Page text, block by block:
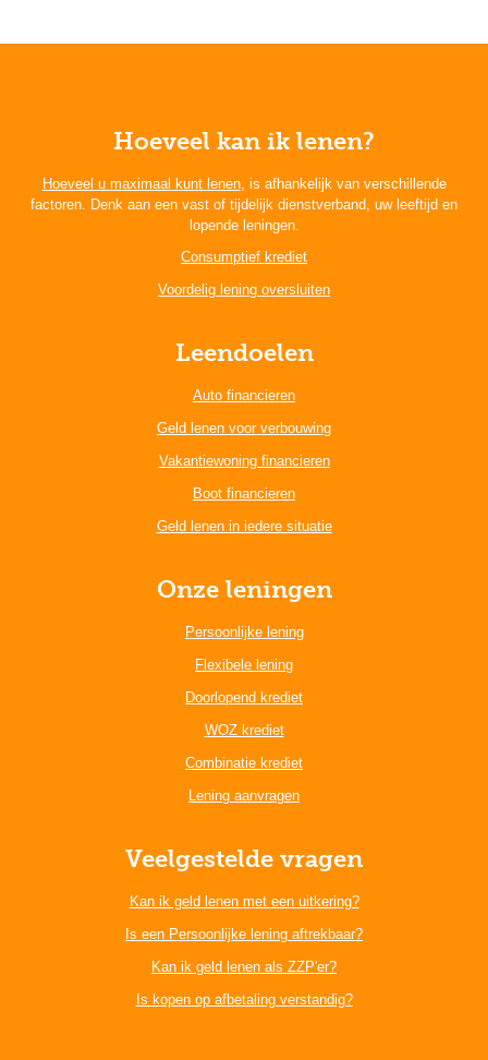
Hoeveel kan ik lenen?
Hoeveel u maximaal kunt lenen, is afhankelijk van verschillende
factoren. Denk aan een vast of tijdelijk dienstverband, uw leeftijd en
lopende leningen.
Consumptief krediet
Voordelig lening oversluiten
Leendoelen
Auto financieren
Geld lenen voor verbouwing
Vakantiewoning financieren
Boot financieren
Geld lenen in iedere situatie
Onze leningen
Persoonlijke lening
Flexibele lening
Doorlopend krediet
WOZ krediet
Combinatie krediet
Lening aanvragen
Veelgestelde vragen
Kan ik geld lenen met een uitkering?
Is een Persoonlijke lening aftrekbaar?
Kan ik geld lenen als ZZP'er?
Is kopen op afbetaling verstandig?